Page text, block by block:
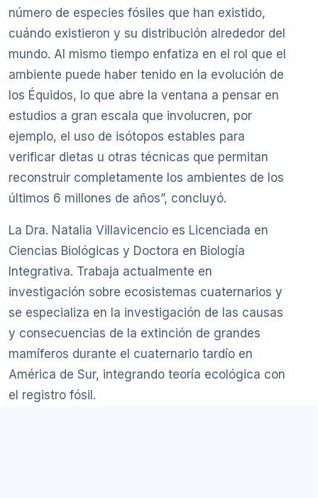
número de especies fósiles que han existido,
cuándo existieron y su distribución alrededor del
mundo. Al mismo tiempo enfatiza en el rol que el
ambiente puede haber tenido en la evolución de
los Équidos, lo que abre la ventana a pensar en
estudios a gran escala que involucren, por
ejemplo, el uso de isótopos estables para
verificar dietas u otras técnicas que permitan
reconstruir completamente los ambientes de los
últimos 6 millones de años”, concluyó.
La Dra. Natalia Villavicencio es Licenciada en
Ciencias Biológicas y Doctora en Biología
Integrativa. Trabaja actualmente en
investigación sobre ecosistemas cuaternarios y
se especializa en la investigación de las causas
y consecuencias de la extinción de grandes
mamíferos durante el cuaternario tardío en
América de Sur, integrando teoría ecológica con
el registro fósil.